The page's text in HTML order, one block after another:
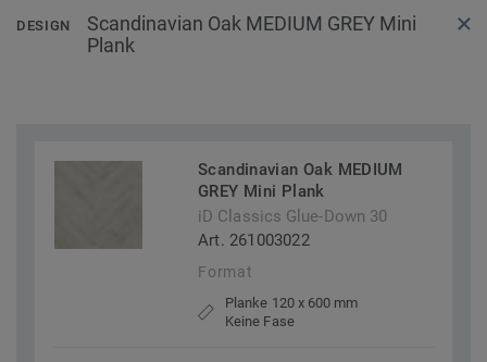
DESIGN
Scandinavian Oak MEDIUM GREY Mini
Plank
Scandinavian Oak MEDIUM
GREY Mini Plank
iD Classics Glue-Down 30
Art. 261003022
Format
Planke 120 x 600 mm
Keine Fase